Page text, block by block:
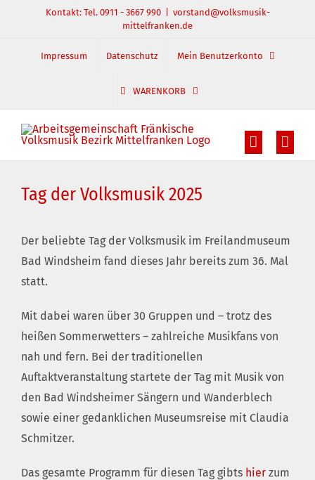
springen
Kontakt: Tel. 0911 - 3667 990
vorstand@volksmusik-
mittelfranken.de
Impressum Datenschutz Mein Benutzerkonto
WARENKORB
Tag der Volksmusik 2025
Der beliebte Tag der Volksmusik im Freilandmuseum
Bad Windsheim fand dieses Jahr bereits zum 36. Mal
statt.
Mit dabei waren über 30 Gruppen und – trotz des
heißen Sommerwetters – zahlreiche Musikfans von
nah und fern. Bei der traditionellen
Auftaktveranstaltung startete der Tag mit Musik von
den Bad Windsheimer Sängern und Wanderblech
sowie einer gedanklichen Museumsreise mit Claudia
Schmitzer.
Das gesamte Programm für diesen Tag gibts hierzum